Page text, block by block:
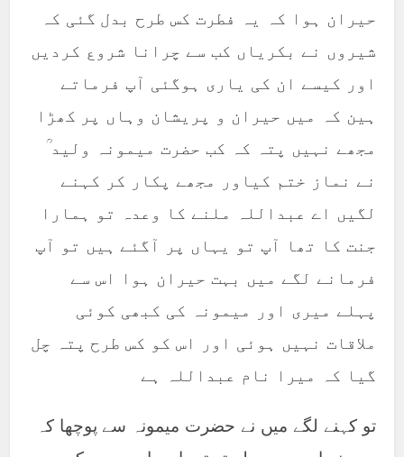
حیران ہوا کہ یہ فطرت کس طرح بدل گئی کہ
شیروں نے بکریاں کب سے چرانا شروع کردیں
اور کیسے ان کی یاری ہوگئی آپ فرماتے
ہین کہ میں حیران و پریشان وہاں پر کھڑا
مجھے نہیں پتہ کہ کب حضرت میمونہ ولید ؒ
نے نماز ختم کیاور مجھے پکار کر کہنے
لگیں اے عبداللہ ملنے کا وعدہ تو ہمارا
جنت کا تھا آپ تو یہاں پر آگئے ہیں تو آپ
فرمانے لگے میں بہت حیران ہوا اس سے
پہلے میری اور میمونہ کی کبھی کوئی
ملاقات نہیں ہوئی اور اس کو کس طرح پتہ چل
گیا کہ میرا نام عبداللہ ہے
تو کہنے لگے میں نے حضرت میمونہ سے پوچھا کہ